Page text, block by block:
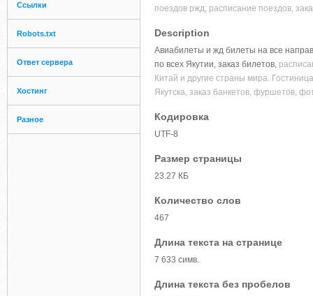
Ссылки
Robots.txt
Ответ сервера
Хостинг
Разное
поездов ржд, расписание поездов,
Description
Авиабилеты и жд билеты на все
по всех Якутии, заказ билетов,
Китай и другие страны мира.
Якутска, заказ банкетов, фуршетов,
Кодировка
UTF-8
Размер страницы
23.27 КБ
Количество слов
467
Длина текста на странице
7 633 симв.
Длина текста без пробелов